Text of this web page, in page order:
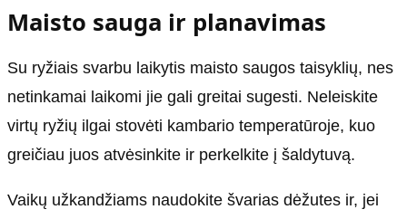
Maisto sauga ir planavimas
Su ryžiais svarbu laikytis maisto saugos taisyklių, nes
netinkamai laikomi jie gali greitai sugesti. Neleiskite
virtų ryžių ilgai stovėti kambario temperatūroje, kuo
greičiau juos atvėsinkite ir perkelkite į šaldytuvą.
Vaikų užkandžiams naudokite švarias dėžutes ir, jei